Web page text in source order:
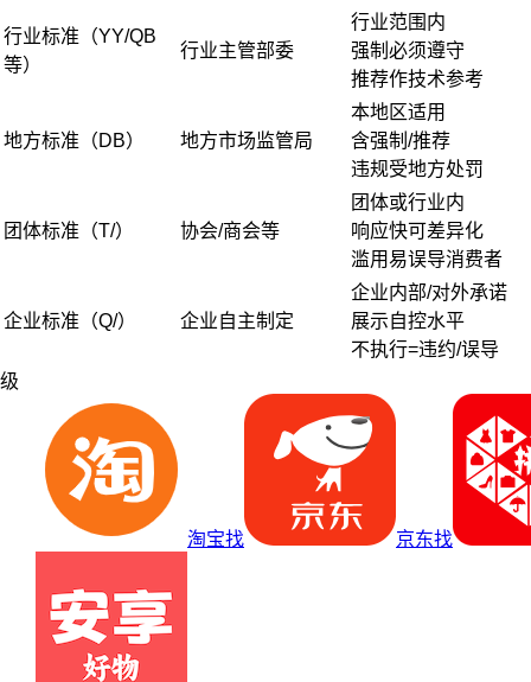
行业标准（YY/QB
等）
行业主管部委
行业范围内
强制必须遵守
推荐作技术参考
地方标准（DB） 地方市场监管局
本地区适用
含强制/推荐
违规受地方处罚
团体标准（T/） 协会/商会等
团体或行业内
响应快可差异化
滥用易误导消费者
企业标准（Q/） 企业自主制定
企业内部/对外承诺
展示自控水平
不执行=违约/误导
级
淘宝找 京东找